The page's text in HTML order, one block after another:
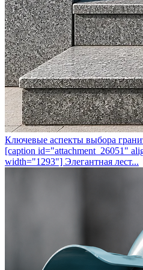
Ключевые аспекты выбора
[caption id="attachment_26051"
width="1293"] Элегантная лест...